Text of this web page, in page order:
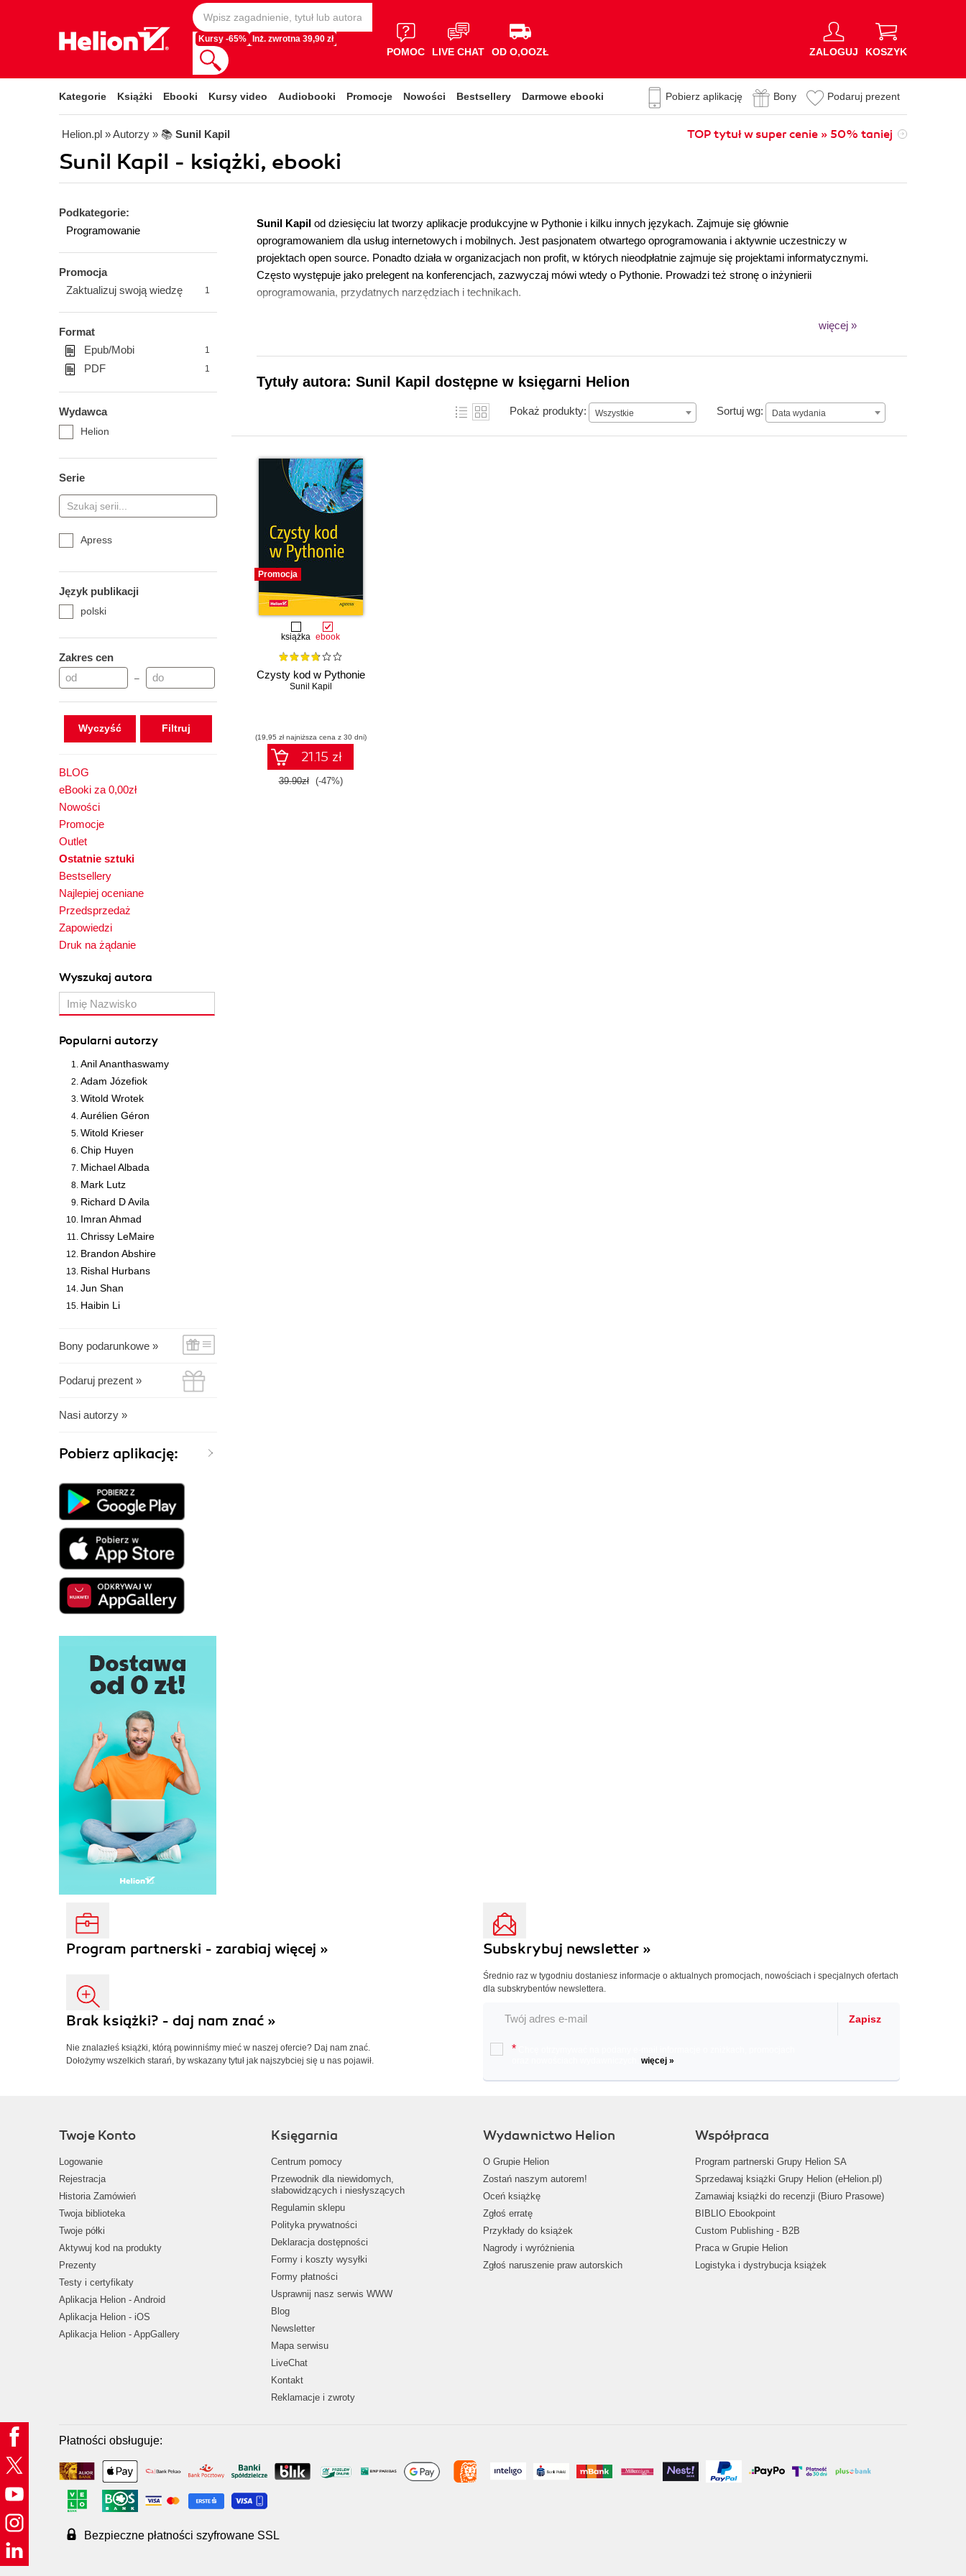
Kursy -65% Inż. zwrotna 39,90 zł
POMOC LIVE CHAT OD O,OOZŁ ZALOGUJ KOSZYK
Kategorie Książki Ebooki Kursy video Audiobooki Promocje Nowości Bestsellery Darmowe ebooki Pobierz aplikację Bony Podaruj prezent
Helion.pl » Autorzy » 📚 Sunil Kapil TOP tytuł w super cenie » 50% taniej
Sunil Kapil - książki, ebooki
Podkategorie:
Programowanie
Promocja
Zaktualizuj swoją wiedzę
1
Format
Epub/Mobi
1
PDF 1
Wydawca
Helion
Serie
Apress
Język publikacji
polski
Zakres cen
–
Wyczyść
BLOG
eBooki za 0,00zł
Nowości
Promocje
Outlet
Ostatnie sztuki
Bestsellery
Najlepiej oceniane
Przedsprzedaż
Zapowiedzi
Druk na żądanie
Wyszukaj autora
Popularni autorzy
Anil Ananthaswamy
Adam Józefiok
Witold Wrotek
Aurélien Géron
Witold Krieser
Chip Huyen
Michael Albada
Mark Lutz
Richard D Avila
Imran Ahmad
Chrissy LeMaire
Brandon Abshire
Rishal Hurbans
Jun Shan
Haibin Li
Bony podarunkowe »
Podaruj prezent »
Nasi autorzy »
Pobierz aplikację:
Sunil Kapil od dziesięciu lat tworzy aplikacje produkcyjne w Pythonie i kilku innych językach. Zajmuje się głównie
oprogramowaniem dla usług internetowych i mobilnych. Jest pasjonatem otwartego oprogramowania i aktywnie uczestniczy w
projektach open source. Ponadto działa w organizacjach non profit, w których nieodpłatnie zajmuje się projektami informatycznymi.
Często występuje jako prelegent na konferencjach, zazwyczaj mówi wtedy o Pythonie. Prowadzi też stronę o inżynierii
oprogramowania, przydatnych narzędziach i technikach.
więcej »
Tytuły autora: Sunil Kapil dostępne w księgarni Helion
Pokaż produkty: Wszystkie Sortuj wg: Data wydania
Data wydania
Promocja
książka ebook
Czysty kod w Pythonie
Sunil Kapil
(19,95 zł najniższa cena z 30 dni)
21.15 zł
39.90zł (-47%)
Program partnerski - zarabiaj więcej »
Brak książki? - daj nam znać »
Nie znalazłeś książki, którą powinniśmy mieć w naszej ofercie? Daj nam znać.
Dołożymy wszelkich starań, by wskazany tytuł jak najszybciej się u nas pojawił.
Subskrybuj newsletter »
Średnio raz w tygodniu dostaniesz informacje o aktualnych promocjach, nowościach i specjalnych ofertach
dla subskrybentów newslettera.
Zapisz
*
więcej »
Twoje Konto
Logowanie
Rejestracja
Historia Zamówień
Twoja biblioteka
Twoje półki
Aktywuj kod na produkty
Prezenty
Testy i certyfikaty
Aplikacja Helion - Android
Aplikacja Helion - iOS
Aplikacja Helion - AppGallery
Księgarnia
Centrum pomocy
Przewodnik dla niewidomych,
słabowidzących i niesłyszących
Regulamin sklepu
Polityka prywatności
Deklaracja dostępności
Formy i koszty wysyłki
Formy płatności
Usprawnij nasz serwis WWW
Blog
Newsletter
Mapa serwisu
LiveChat
Kontakt
Reklamacje i zwroty
Wydawnictwo Helion
O Grupie Helion
Zostań naszym autorem!
Oceń książkę
Zgłoś erratę
Przykłady do książek
Nagrody i wyróżnienia
Zgłoś naruszenie praw autorskich
Współpraca
Program partnerski Grupy Helion SA
Sprzedawaj książki Grupy Helion (eHelion.pl)
Zamawiaj książki do recenzji (Biuro Prasowe)
BIBLIO Ebookpoint
Custom Publishing - B2B
Praca w Grupie Helion
Logistyka i dystrybucja książek
Płatności obsługuje:
Bezpieczne płatności szyfrowane SSL